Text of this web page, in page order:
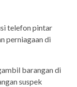
telefon pintar
perniagaan di
barangan di
suspek